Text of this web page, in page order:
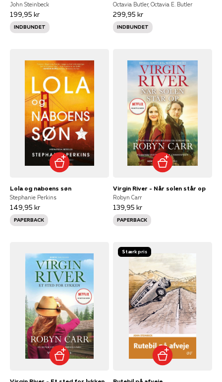
John Steinbeck
199,95 kr
INDBUNDET
Octavia Butler, Octavia E. Butler
299,95 kr
INDBUNDET
Lola og naboens søn
Stephanie Perkins
149,95 kr
PAPERBACK
Virgin River - Når solen står op
Robyn Carr
139,95 kr
PAPERBACK
Stærk pris